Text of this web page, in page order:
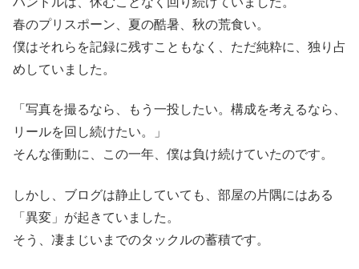
春のプリスポーン、夏の酷暑、秋の荒食い。
僕はそれらを記録に残すこともなく、ただ純粋に、独り占
めしていました。
「写真を撮るなら、もう一投したい。構成を考えるなら、
リールを回し続けたい。」
そんな衝動に、この一年、僕は負け続けていたのです。
しかし、ブログは静止していても、部屋の片隅にはある
「異変」が起きていました。
そう、凄まじいまでのタックルの蓄積です。